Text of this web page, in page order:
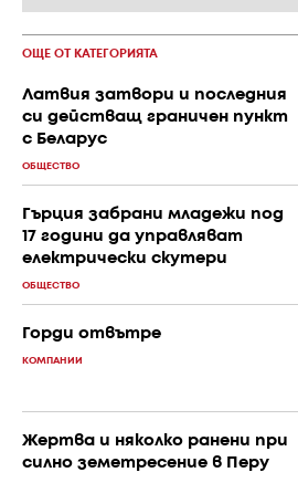
ОЩЕ ОТ КАТЕГОРИЯТА
Латвия затвори и последния
си действащ граничен пункт
с Беларус
ОБЩЕСТВО
Гърция забрани младежи под
17 години да управляват
електрически скутери
ОБЩЕСТВО
Горди отвътре
КОМПАНИИ
Жертва и няколко ранени при
силно земетресение в Перу